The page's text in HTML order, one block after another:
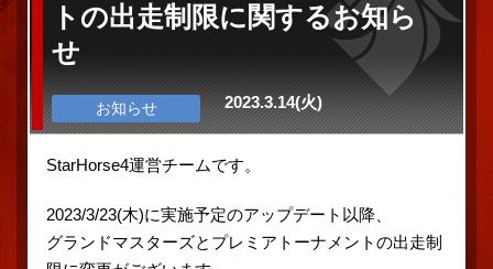
トの出走制限に関するお知ら
せ
お知らせ 2023.3.14(火)
StarHorse4運営チームです。
2023/3/23(木)に実施予定のアップデート以降、
グランドマスターズとプレミアトーナメントの出走制